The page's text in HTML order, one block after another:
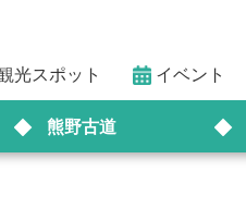
光スポット イベント
熊野古道